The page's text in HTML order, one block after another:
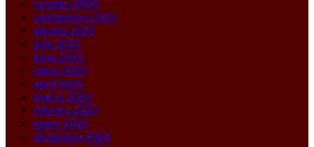
octubre 2025
septiembre 2025
agosto 2025
julio 2025
junio 2025
mayo 2025
abril 2025
marzo 2025
febrero 2025
enero 2025
diciembre 2024